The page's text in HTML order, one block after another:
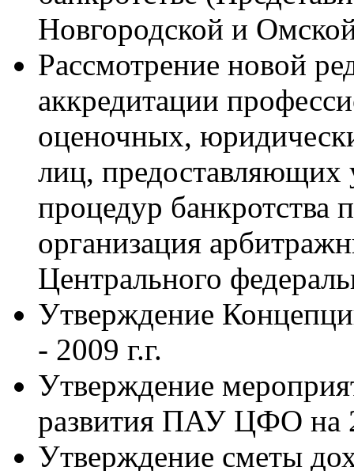
Новгородской и
Рассмотрение новой
аккредитации
оценочных,
лиц,
процедур
организация
Центрального
Утверждение
- 2009 г.г.
Утверждение
развития ПАУ ЦФО на
Утверждение сметы